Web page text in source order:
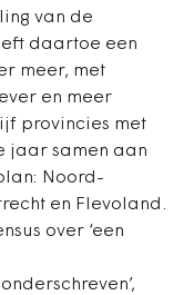
van de
daartoe een
meer, met
en meer
provincies met
jaar samen aan
Noord-
en Flevoland.
over ‘een